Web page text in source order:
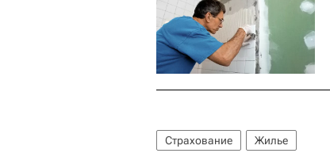
Страхование Жилье